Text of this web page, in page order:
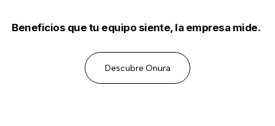
Beneficios que tu equipo siente, la empresa mide.
Descubre Onura